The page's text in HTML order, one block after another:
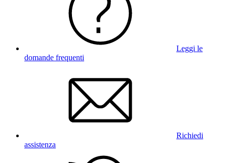
Leggi le
domande frequenti
Richiedi
assistenza